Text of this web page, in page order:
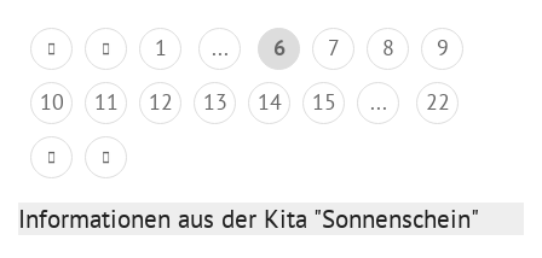
1 ... 6 7 8
9
10
11 12 13 14 15 ... 22
Informationen aus der Kita "Sonnenschein"